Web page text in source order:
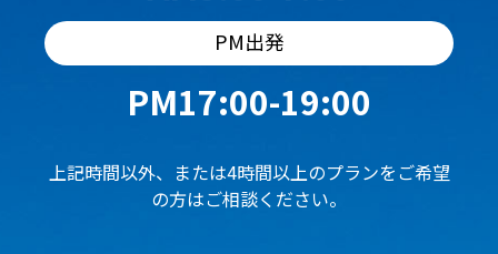
PM出発
PM17:00-19:00
上記時間以外、または4時間以上のプランをご希望
の方はご相談ください。